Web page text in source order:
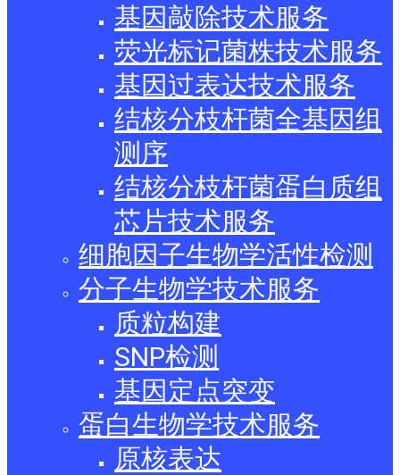
基因敲除技术服务
荧光标记菌株技术服务
基因过表达技术服务
结核分枝杆菌全基因组
测序
结核分枝杆菌蛋白质组
芯片技术服务
细胞因子生物学活性检测
分子生物学技术服务
质粒构建
SNP检测
基因定点突变
蛋白生物学技术服务
原核表达